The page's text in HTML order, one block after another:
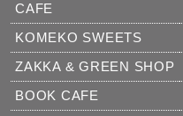
CAFE
KOMEKO SWEETS
ZAKKA & GREEN SHOP
BOOK CAFE